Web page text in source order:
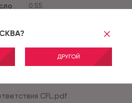
ДРУГОЙ
0.55
CFL.pdf